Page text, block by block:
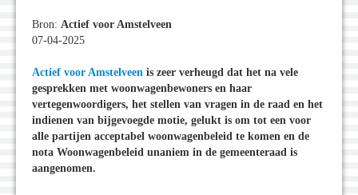
Bron: Actief voor Amstelveen
07-04-2025
Actief voor Amstelveen is zeer verheugd dat het na vele
gesprekken met woonwagenbewoners en haar
vertegenwoordigers, het stellen van vragen in de raad en het
indienen van bijgevoegde motie, gelukt is om tot een voor
alle partijen acceptabel woonwagenbeleid te komen en de
nota Woonwagenbeleid unaniem in de gemeenteraad is
aangenomen.